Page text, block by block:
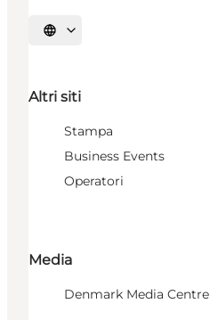
Seleziona la lingua
Altri siti
Stampa
Business Events
Operatori
Media
Denmark Media Centre